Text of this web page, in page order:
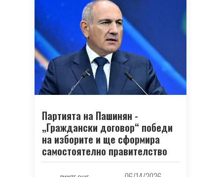
Партията на Пашинян -
„Граждански договор“ победи
на изборите и ще сформира
самостоятелно правителство